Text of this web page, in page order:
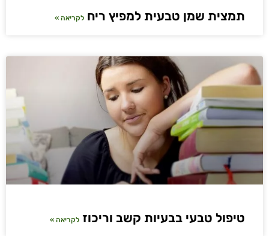
תמצית שמן טבעית למפיץ ריח לקריאה »
טיפול טבעי בבעיות קשב וריכוז לקריאה »